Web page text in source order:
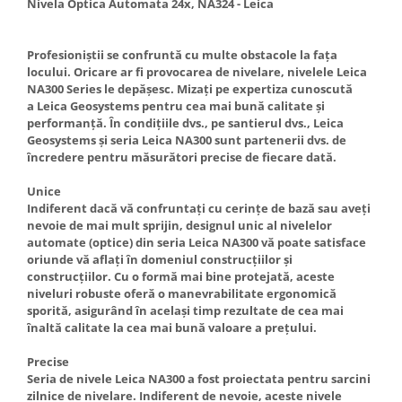
Pistoale de impact electrice si
pneumatice
Pistoale de vopsit
Prelungitoare
Polizoare electrice de banc si
Rindele si freze pentru lemn
Redresoare auto - roboti de
pornire
Suflante cu aer cald
Scari metalice
Strungurii
Scule cu acumulator
Scule pentru electricieni
Hote Telescopice
Hote Incorporabile
Hote Country
Hote Insula
Hote Cupolare
Accesorii, consumabile hote
Masini de carnati ( CARNATARI )
Masini de spalat vase
Masini de spalat vase incorporabile
Masini de spalat vase
independente
Masini de spalat rufe
Masini de spalat rufe frontale
Masini de spalat rufe verticale
Nivela Optica Automata 24x, NA324 - Leica
Profesioniștii se confruntă cu multe obstacole la fața
locului. Oricare ar fi provocarea de nivelare, nivelele Leica
NA300 Series le depășesc. Mizați pe expertiza cunoscută
a Leica Geosystems pentru cea mai bună calitate și
performanță. În condițiile dvs., pe santierul dvs., Leica
Geosystems și seria Leica NA300 sunt partenerii dvs. de
încredere pentru măsurători precise de fiecare dată.
Unice
Indiferent dacă vă confruntați cu cerințe de bază sau aveți
nevoie de mai mult sprijin, designul unic al nivelelor
automate (optice) din seria Leica NA300 vă poate satisface
oriunde vă aflați în domeniul construcțiilor și
construcțiilor. Cu o formă mai bine protejată, aceste
niveluri robuste oferă o manevrabilitate ergonomică
sporită, asigurând în același timp rezultate de cea mai
înaltă calitate la cea mai bună valoare a prețului.
Precise
Seria de nivele Leica NA300 a fost proiectata pentru sarcini
zilnice de nivelare. Indiferent de nevoie, aceste nivele